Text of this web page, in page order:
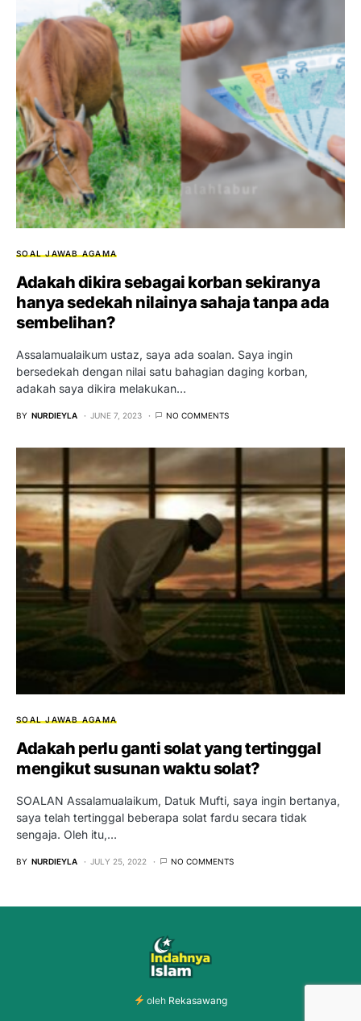
SOAL JAWAB AGAMA
Adakah dikira sebagai korban sekiranya
hanya sedekah nilainya sahaja tanpa ada
sembelihan?
Assalamualaikum ustaz, saya ada soalan. Saya ingin
bersedekah dengan nilai satu bahagian daging korban,
adakah saya dikira melakukan…
BY NURDIEYLA JUNE 7, 2023 NO COMMENTS
SOAL JAWAB AGAMA
Adakah perlu ganti solat yang tertinggal
mengikut susunan waktu solat?
SOALAN Assalamualaikum, Datuk Mufti, saya ingin bertanya,
saya telah tertinggal beberapa solat fardu secara tidak
sengaja. Oleh itu,…
BY NURDIEYLA JULY 25, 2022 NO COMMENTS
oleh Rekasawang